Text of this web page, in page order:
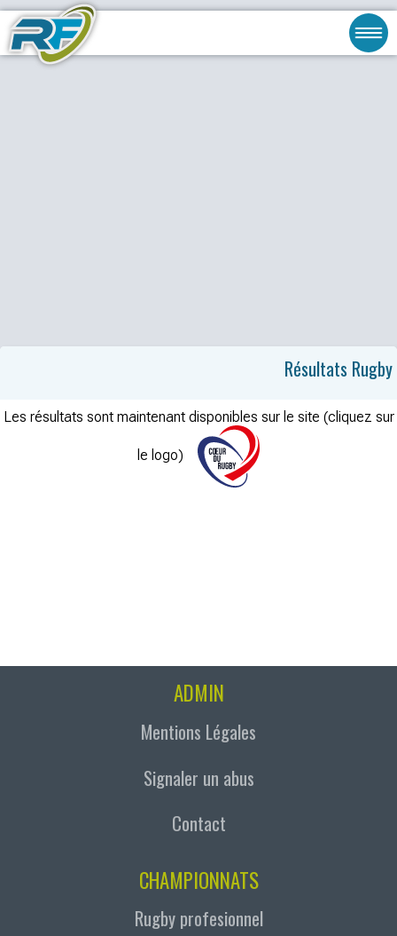
Résultats Rugby
Les résultats sont maintenant disponibles sur le site (cliquez sur
le logo)
ADMIN
Mentions Légales
Signaler un abus
Contact
CHAMPIONNATS
Rugby profesionnel